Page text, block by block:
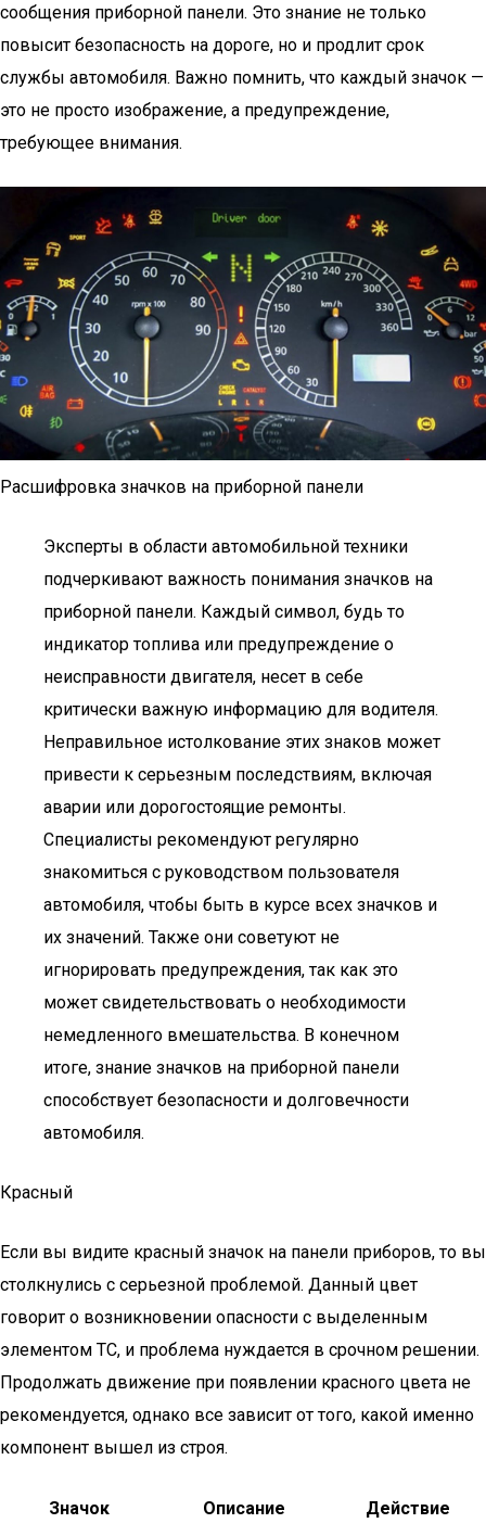
сообщения приборной панели. Это знание не только
повысит безопасность на дороге, но и продлит срок
службы автомобиля. Важно помнить, что каждый значок —
это не просто изображение, а предупреждение,
требующее внимания.
Расшифровка значков на приборной панели
Эксперты в области автомобильной техники
подчеркивают важность понимания значков на
приборной панели. Каждый символ, будь то
индикатор топлива или предупреждение о
неисправности двигателя, несет в себе
критически важную информацию для водителя.
Неправильное истолкование этих знаков может
привести к серьезным последствиям, включая
аварии или дорогостоящие ремонты.
Специалисты рекомендуют регулярно
знакомиться с руководством пользователя
автомобиля, чтобы быть в курсе всех значков и
их значений. Также они советуют не
игнорировать предупреждения, так как это
может свидетельствовать о необходимости
немедленного вмешательства. В конечном
итоге, знание значков на приборной панели
способствует безопасности и долговечности
автомобиля.
Красный
Если вы видите красный значок на панели приборов, то вы
столкнулись с серьезной проблемой. Данный цвет
говорит о возникновении опасности с выделенным
элементом ТС, и проблема нуждается в срочном решении.
Продолжать движение при появлении красного цвета не
рекомендуется, однако все зависит от того, какой именно
компонент вышел из строя.
Значок Описание
Действие